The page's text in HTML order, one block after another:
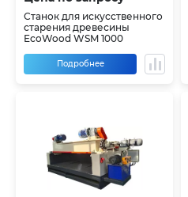
Станок для искусственного
старения древесины
EcoWood WSM 1000
Подробнее